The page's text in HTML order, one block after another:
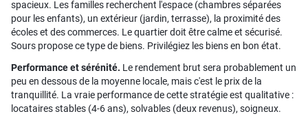
spacieux. Les familles recherchent l'espace (chambres séparées
pour les enfants), un extérieur (jardin, terrasse), la proximité des
écoles et des commerces. Le quartier doit être calme et sécurisé.
Sours propose ce type de biens. Privilégiez les biens en bon état.
Performance et sérénité. Le rendement brut sera probablement un
peu en dessous de la moyenne locale, mais c'est le prix de la
tranquillité. La vraie performance de cette stratégie est qualitative :
locataires stables (4-6 ans), solvables (deux revenus), soigneux.